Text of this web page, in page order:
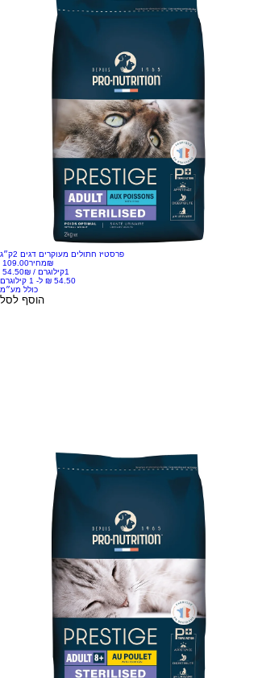
פרסטיז חתולים מעוקרים דגים 2ק״ג
מחיר‏109.00 ‏₪
‏54.50 ‏₪ /
1קילוגרם
כולל מע״מ
הוסף לסל